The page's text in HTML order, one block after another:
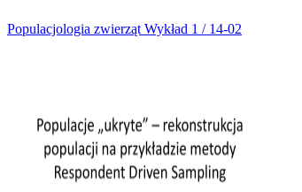
Populacjologia zwierząt Wykład 1 / 14-02